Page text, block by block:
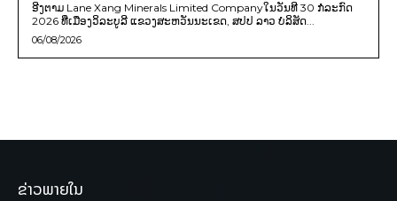
ອີງຕາມ Lane Xang Minerals Limited Companyໃນວັນທີ 30 ກໍລະກົດ
2026 ທີ່ເມືອງວິລະບູລີ ແຂວງສະຫວັນນະເຂດ, ສປປ ລາວ ບໍລິສັດ...
06/08/2026
ຂ່າວພາຍໃນ